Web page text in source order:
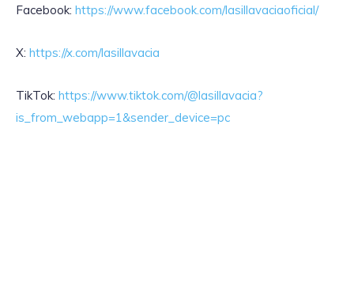
Facebook: https://www.facebook.com/lasillavaciaoficial/
X: https://x.com/lasillavacia
TikTok: https://www.tiktok.com/@lasillavacia?
is_from_webapp=1&sender_device=pc